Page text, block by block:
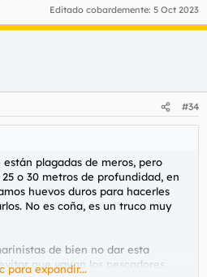
Editado cobardemente: 5 Oct 2023
#34
plagadas de meros, pero
o 30 metros de profundidad, en
huevos duros para hacerles
No es coña, es un truco muy
de bien no dar esta
que vayan los pescadores.
para expandir...